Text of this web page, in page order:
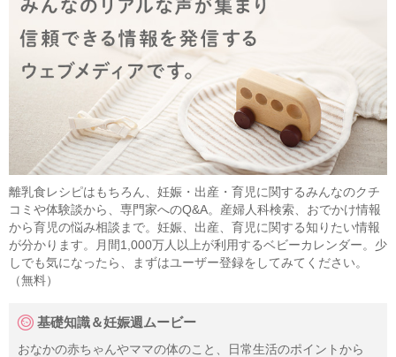
離乳食レシピはもちろん、妊娠・出産・育児に関するみんなのクチ
コミや体験談から、専門家へのQ&A。産婦人科検索、おでかけ情報
から育児の悩み相談まで。妊娠、出産、育児に関する知りたい情報
が分かります。月間1,000万人以上が利用するベビーカレンダー。少
しでも気になったら、まずはユーザー登録をしてみてください。
（無料）
基礎知識＆妊娠週ムービー
おなかの赤ちゃんやママの体のこと、日常生活のポイントから